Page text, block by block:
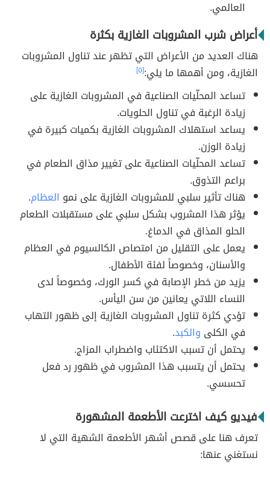
العالمي.
أعراض شرب المشروبات الغازية بكثرة
هناك العديد من الأعراض التي تظهر عند تناول المشروبات
الغازية، ومن أهمها ما يلي:[٥]
تساعد المحلّيات الصناعية في المشروبات الغازية على
زيادة الرغبة في تناول الحلويات.
يساعد استهلاك المشروبات الغازية بكميات كبيرة في
زيادة الوزن.
تساعد المحلّيات الصناعية على تغيير مذاق الطعام في
براعم التذوق.
هناك تأثير سلبي للمشروبات الغازية على نمو العظام.
يؤثر هذا المشروب بشكل سلبي على مستقبلات الطعام
الحلو المذاق في الدماغ.
يعمل على التقليل من امتصاص الكالسيوم في العظام
والأسنان، وخصوصاً لفئة الأطفال.
يزيد من خطر الإصابة في كسر الورك، وخصوصاً لدى
النساء اللاتي يعانين من سن اليأس.
تؤدي كثرة تناول المشروبات الغازية إلى ظهور التهاب
في الكلى والكبد.
يحتمل أن تسبب الاكتئاب واضطراب المزاج.
يحتمل أن يتسبب هذا المشروب في ظهور رد فعل
تحسسي.
فيديو كيف اخترعت الأطعمة المشهورة
تعرف هنا على قصص أشهر الأطعمة الشهية التي لا
نستغني عنها: